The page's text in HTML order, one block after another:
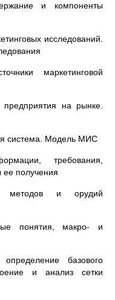
и компоненты
исследований.
маркетинговой
на рынке.
система. Модель МИС
требования,
получения
методов и орудий
понятия, макро- и
базового
и анализ сетки